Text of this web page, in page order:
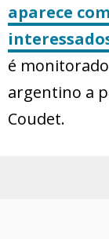
aparece
é
argentino a
Coudet.